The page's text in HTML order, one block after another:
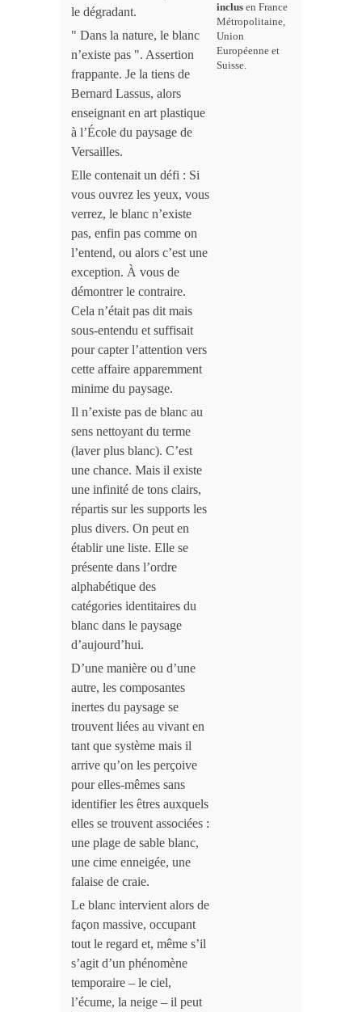
le dégradant.
" Dans la nature, le blanc
n’existe pas ". Assertion
frappante. Je la tiens de
Bernard Lassus, alors
enseignant en art plastique
à l’École du paysage de
Versailles.
Elle contenait un défi : Si
vous ouvrez les yeux, vous
verrez, le blanc n’existe
pas, enfin pas comme on
l’entend, ou alors c’est une
exception. À vous de
démontrer le contraire.
Cela n’était pas dit mais
sous-entendu et suffisait
pour capter l’attention vers
cette affaire apparemment
minime du paysage.
Il n’existe pas de blanc au
sens nettoyant du terme
(laver plus blanc). C’est
une chance. Mais il existe
une infinité de tons clairs,
répartis sur les supports les
plus divers. On peut en
établir une liste. Elle se
présente dans l’ordre
alphabétique des
catégories identitaires du
blanc dans le paysage
d’aujourd’hui.
D’une manière ou d’une
autre, les composantes
inertes du paysage se
trouvent liées au vivant en
tant que système mais il
arrive qu’on les perçoive
pour elles-mêmes sans
identifier les êtres auxquels
elles se trouvent associées :
une plage de sable blanc,
une cime enneigée, une
falaise de craie.
Le blanc intervient alors de
façon massive, occupant
tout le regard et, même s’il
s’agit d’un phénomène
temporaire – le ciel,
l’écume, la neige – il peut
inclus en France
Métropolitaine,
Union
Européenne et
Suisse.